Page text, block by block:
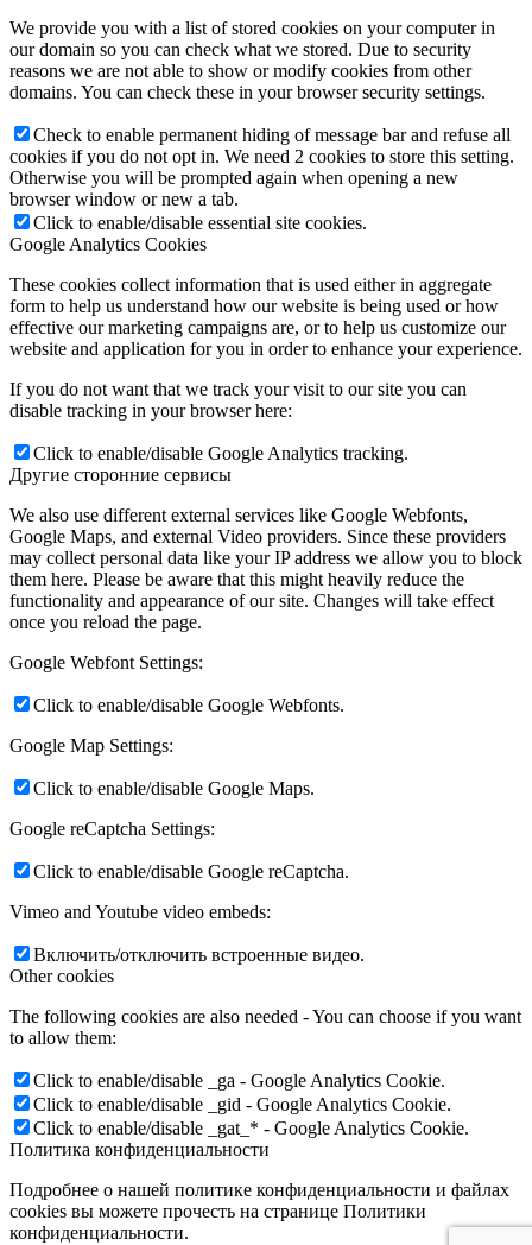
We provide you with a list of stored cookies on your computer in
our domain so you can check what we stored. Due to security
reasons we are not able to show or modify cookies from other
domains. You can check these in your browser security settings.
Check to enable permanent hiding of message bar and refuse all
cookies if you do not opt in. We need 2 cookies to store this setting.
Otherwise you will be prompted again when opening a new
browser window or new a tab.
Click to enable/disable essential site cookies.
Google Analytics Cookies
These cookies collect information that is used either in aggregate
form to help us understand how our website is being used or how
effective our marketing campaigns are, or to help us customize our
website and application for you in order to enhance your experience.
If you do not want that we track your visit to our site you can
disable tracking in your browser here:
Click to enable/disable Google Analytics tracking.
Другие сторонние сервисы
We also use different external services like Google Webfonts,
Google Maps, and external Video providers. Since these providers
may collect personal data like your IP address we allow you to block
them here. Please be aware that this might heavily reduce the
functionality and appearance of our site. Changes will take effect
once you reload the page.
Google Webfont Settings:
Click to enable/disable Google Webfonts.
Google Map Settings:
Click to enable/disable Google Maps.
Google reCaptcha Settings:
Click to enable/disable Google reCaptcha.
Vimeo and Youtube video embeds:
Включить/отключить встроенные видео.
Other cookies
The following cookies are also needed - You can choose if you want
to allow them:
Click to enable/disable _ga - Google Analytics Cookie.
Click to enable/disable _gid - Google Analytics Cookie.
Click to enable/disable _gat_* - Google Analytics Cookie.
Политика конфиденциальности
Подробнее о нашей политике конфиденциальности и файлах
cookies вы можете прочесть на странице Политики
конфиденциальности.